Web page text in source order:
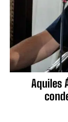
Aquiles